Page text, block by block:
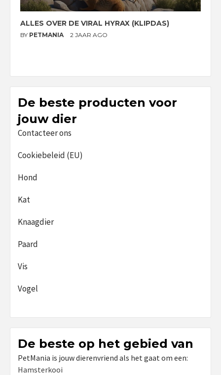
ALLES OVER DE VIRAL HYRAX (KLIPDAS)
BY PETMANIA 2 JAAR AGO
De beste producten voor
jouw dier
Contacteer ons
Cookiebeleid (EU)
Hond
Kat
Knaagdier
Paard
Vis
Vogel
De beste op het gebied van
PetMania is jouw dierenvriend als het gaat om een:
Hamsterkooi